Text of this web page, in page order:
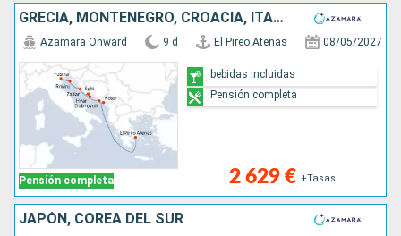
GRECIA, MONTENEGRO, CROACIA, ITALIA
Pensión completa
Azamara Onward 9 d El Pireo Atenas 08/05/2027
2 629 € +Tasas
bebidas incluidas
Pensión completa
JAPÓN, COREA DEL SUR